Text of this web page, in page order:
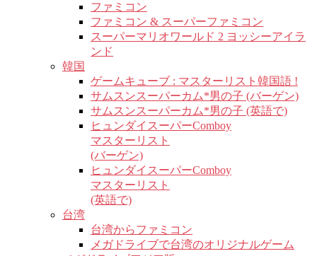
ファミコン
ファミコン & スーパーファミコン
スーパーマリオワールド 2 ヨッシーアイラ
ンド
韓国
ゲームキューブ : マスターリスト韓国語 !
サムスンスーパーカム*男の子 (バーゲン)
サムスンスーパーカム*男の子 (英語で)
ヒュンダイスーパーComboy
マスターリスト
(バーゲン)
ヒュンダイスーパーComboy
マスターリスト
(英語で)
台湾
台湾からファミコン
メガドライブで台湾のオリジナルゲーム